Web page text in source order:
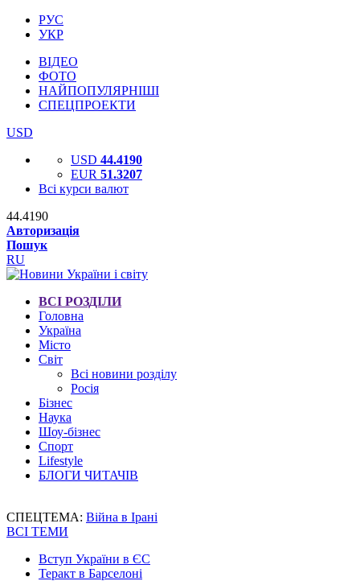
РУС
УКР
ВІДЕО
ФОТО
НАЙПОПУЛЯРНІШІ
СПЕЦПРОЕКТИ
USD
USD 44.4190
EUR 51.3207
Всі курси валют
44.4190
Авторизація
Пошук
RU
ВСІ РОЗДІЛИ
Головна
Україна
Місто
Світ
Всі новини розділу
Росія
Бізнес
Наука
Шоу-бізнес
Спорт
Lifestyle
БЛОГИ ЧИТАЧІВ
СПЕЦТЕМА: Війна в Ірані
ВСІ ТЕМИ
Вступ України в ЄС
Теракт в Барселоні